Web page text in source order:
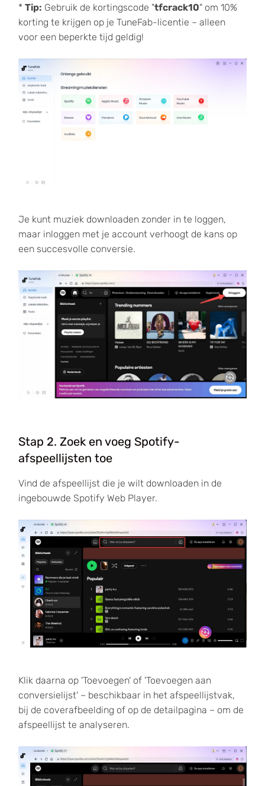
* Tip: Gebruik de kortingscode "tfcrack10" om 10%
korting te krijgen op je TuneFab-licentie – alleen
voor een beperkte tijd geldig!
Je kunt muziek downloaden zonder in te loggen,
maar inloggen met je account verhoogt de kans op
een succesvolle conversie.
Stap 2. Zoek en voeg Spotify-
afspeellijsten toe
Vind de afspeellijst die je wilt downloaden in de
ingebouwde Spotify Web Player.
Klik daarna op 'Toevoegen' of 'Toevoegen aan
conversielijst' – beschikbaar in het afspeellijstvak,
bij de coverafbeelding of op de detailpagina – om de
afspeellijst te analyseren.